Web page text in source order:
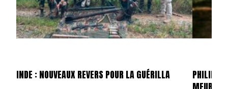
INDE : NOUVEAUX REVERS POUR LA GUÉRILLA